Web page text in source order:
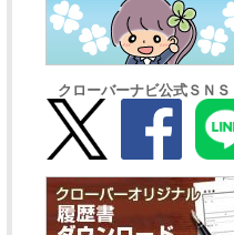
クローバーナビ公式ＳＮＳ